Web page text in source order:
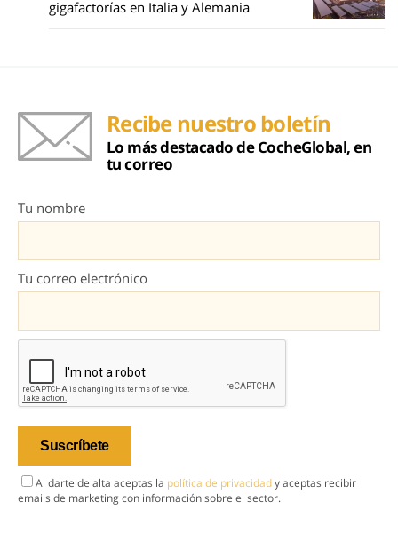
gigafactorías en Italia y Alemania
Recibe nuestro boletín
Lo más destacado de CocheGlobal, en
tu correo
Tu nombre
Tu correo electrónico
Al darte de alta aceptas la política de privacidady aceptas recibir
emails de marketing con información sobre el sector.